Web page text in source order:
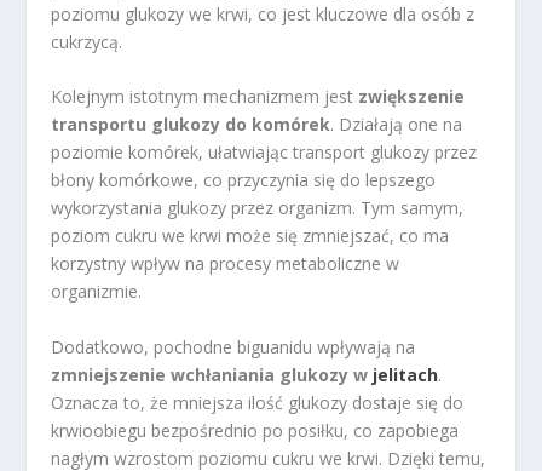
poziomu glukozy we krwi, co jest kluczowe dla osób z
cukrzycą.
Kolejnym istotnym mechanizmem jest zwiększenie
transportu glukozy do komórek. Działają one na
poziomie komórek, ułatwiając transport glukozy przez
błony komórkowe, co przyczynia się do lepszego
wykorzystania glukozy przez organizm. Tym samym,
poziom cukru we krwi może się zmniejszać, co ma
korzystny wpływ na procesy metaboliczne w
organizmie.
Dodatkowo, pochodne biguanidu wpływają na
zmniejszenie wchłaniania glukozy w jelitach.
Oznacza to, że mniejsza ilość glukozy dostaje się do
krwioobiegu bezpośrednio po posiłku, co zapobiega
nagłym wzrostom poziomu cukru we krwi. Dzięki temu,